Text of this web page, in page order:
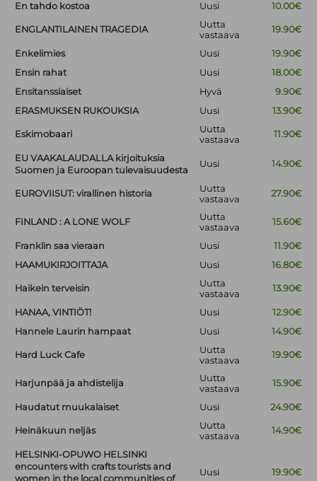
En tahdo kostoa Uusi 10.00€
ENGLANTILAINEN TRAGEDIA
Uutta
vastaava
19.90€
Enkelimies Uusi
19.90€
Ensin rahat
Uusi
18.00€
Ensitanssiaiset
Hyvä
9.90€
ERASMUKSEN RUKOUKSIA
Uusi 13.90€
Eskimobaari
Uutta
vastaava
11.90€
EU VAAKALAUDALLA kirjoituksia
Suomen ja Euroopan tulevaisuudesta
Uusi 14.90€
EUROVIISUT: virallinen historia
Uutta
vastaava
27.90€
FINLAND : A LONE WOLF
Uutta
vastaava
15.60€
Franklin saa vieraan Uusi
11.90€
HAAMUKIRJOITTAJA
Uusi 16.80€
Haikein terveisin
Uutta
vastaava
13.90€
HANAA, VINTIÖT! Uusi
12.90€
Hannele Laurin hampaat
Uusi 14.90€
Hard Luck Cafe
Uutta
vastaava
19.90€
Harjunpää ja ahdistelija
Uutta
vastaava
15.90€
Haudatut muukalaiset Uusi 24.90€
Heinäkuun neljäs
Uutta
vastaava
14.90€
HELSINKI-OPUWO HELSINKI
encounters with crafts tourists and
women in the local communities of
Uusi 19.90€